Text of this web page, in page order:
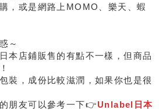
，或是網路上MOMO、樂天、蝦
～
本店鋪販售的有點不一樣，但商品
裝，成份比較滋潤，如果你也是很
朋友可以參考一下👉Unlabel日本